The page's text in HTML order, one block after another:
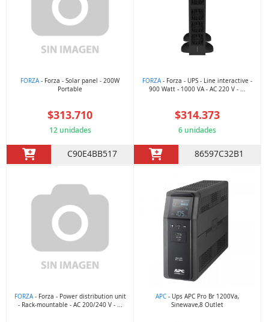
FORZA- Forza - Solar panel - 200W
Portable
$313.710
12 unidades
C90E4BB517
FORZA- Forza - UPS - Line interactive -
900 Watt - 1000 VA - AC 220 V - ...
$314.373
6 unidades
86597C32B1
FORZA- Forza - Power distribution unit
- Rack-mountable - AC 200/240 V - ...
APC- Ups APC Pro Br 1200Va,
Sinewave,8 Outlet